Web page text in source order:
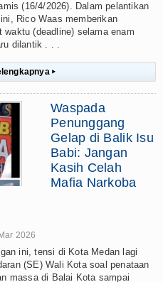
(16/4/2026). Dalam pelantikan
Rico Waas memberikan
waktu (deadline) selama enam
dilantik . . .
▸
Waspada
Penunggang
Gelap di Balik Isu
Babi: Jangan
Kasih Celah
Mafia Narkoba
2026
ini, tensi di Kota Medan lagi
(SE) Wali Kota soal penataan
massa di Balai Kota sampai